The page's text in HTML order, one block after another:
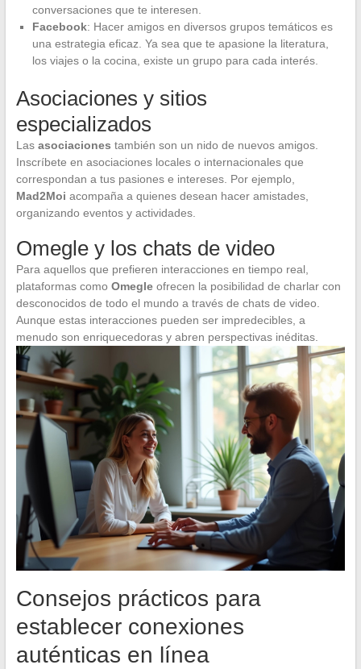
conversaciones que te interesen.
Facebook: Hacer amigos en diversos grupos temáticos es
una estrategia eficaz. Ya sea que te apasione la literatura,
los viajes o la cocina, existe un grupo para cada interés.
Asociaciones y sitios
especializados
Las asociaciones también son un nido de nuevos amigos.
Inscríbete en asociaciones locales o internacionales que
correspondan a tus pasiones e intereses. Por ejemplo,
Mad2Moi acompaña a quienes desean hacer amistades,
organizando eventos y actividades.
Omegle y los chats de video
Para aquellos que prefieren interacciones en tiempo real,
plataformas como Omegleofrecen la posibilidad de charlar con
desconocidos de todo el mundo a través de chats de video.
Aunque estas interacciones pueden ser impredecibles, a
menudo son enriquecedoras y abren perspectivas inéditas.
Consejos prácticos para
establecer conexiones
auténticas en línea